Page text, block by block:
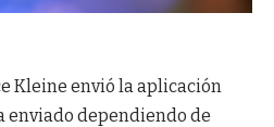
Kleine envió la aplicación
enviado dependiendo de